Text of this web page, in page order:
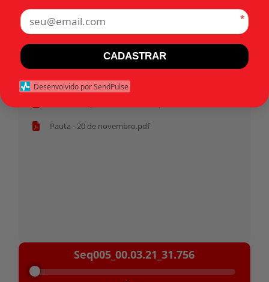
Tags:
Início
Pauta - 20 de novembro.pdf
Tocador
áudio
Seq005_00.03.21_31.756
*
CADASTRAR
Desenvolvido por SendPulse